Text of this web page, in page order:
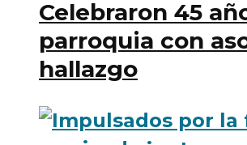
Celebraron 45
parroquia con
hallazgo